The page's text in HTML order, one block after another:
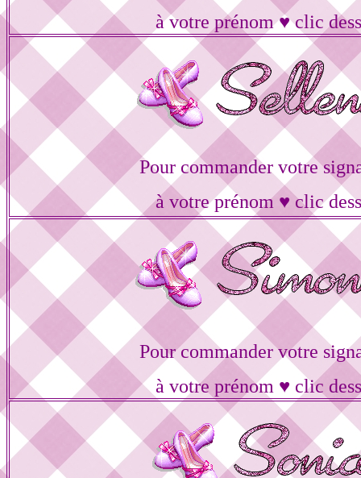
à votre prénom ♥ clic
Pour commander votre
à votre prénom ♥ clic
Pour commander votre
à votre prénom ♥ clic